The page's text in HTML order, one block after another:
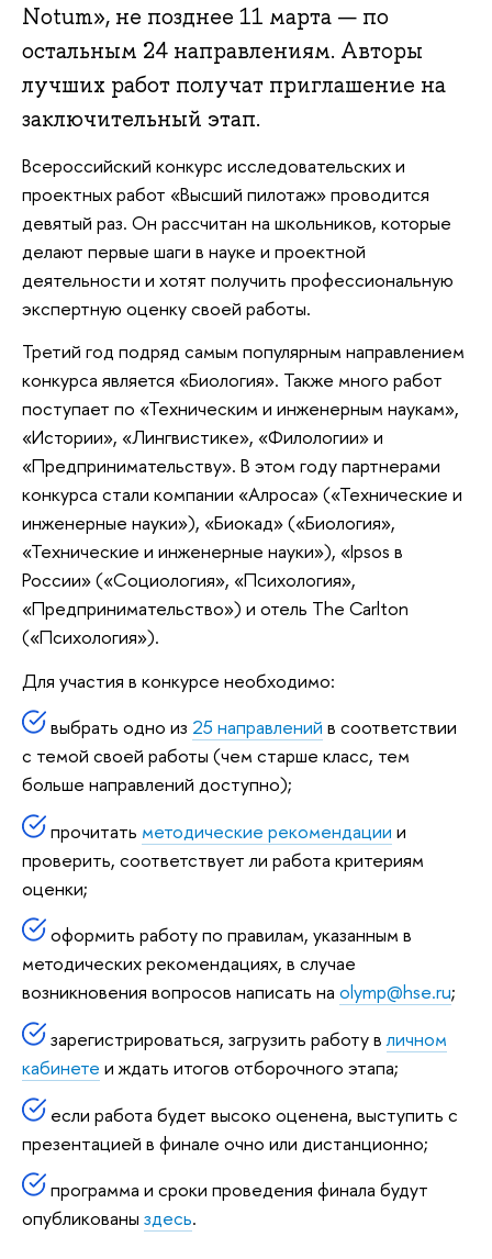
Notum», не позднее 11 марта — по
остальным 24 направлениям. Авторы
лучших работ получат приглашение на
заключительный этап.
Всероссийский конкурс исследовательских и
проектных работ «Высший пилотаж» проводится
девятый раз. Он рассчитан на школьников, которые
делают первые шаги в науке и проектной
деятельности и хотят получить профессиональную
экспертную оценку своей работы.
Третий год подряд самым популярным направлением
конкурса является «Биология». Также много работ
поступает по «Техническим и инженерным наукам»,
«Истории», «Лингвистике», «Филологии» и
«Предпринимательству». В этом году партнерами
конкурса стали компании «Алроса» («Технические и
инженерные науки»), «Биокад» («Биология»,
«Технические и инженерные науки»), «Ipsos в
России» («Социология», «Психология»,
«Предпринимательство») и отель The Carlton
(«Психология»).
Для участия в конкурсе необходимо:
выбрать одно из 25 направлений в соответствии
с темой своей работы (чем старше класс, тем
больше направлений доступно);
прочитать методические рекомендации и
проверить, соответствует ли работа критериям
оценки;
оформить работу по правилам, указанным в
методических рекомендациях, в случае
возникновения вопросов написать на olymp@hse.ru;
зарегистрироваться, загрузить работу вличном
кабинете и ждать итогов отборочного этапа;
если работа будет высоко оценена, выступить с
презентацией в финале очно или дистанционно;
программа и сроки проведения финала будут
опубликованы здесь.